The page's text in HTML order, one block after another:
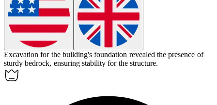
Excavation for the building's foundation revealed the presence of
sturdybedrock, ensuring stability for the structure.